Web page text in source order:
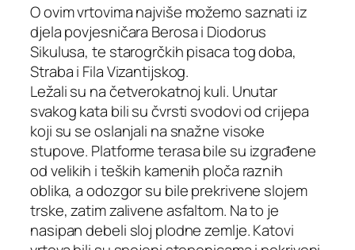
O ovim vrtovima najviše možemo saznati iz
djela povjesničara Berosa i Diodorus
Sikulusa, te starogrčkih pisaca tog doba,
Straba i Fila Vizantijskog.
Ležali su na četverokatnoj kuli. Unutar
svakog kata bili su čvrsti svodovi od crijepa
koji su se oslanjali na snažne visoke
stupove. Platforme terasa bile su izgrađene
od velikih i teških kamenih ploča raznih
oblika, a odozgor su bile prekrivene slojem
trske, zatim zalivene asfaltom. Na to je
nasipan debeli sloj plodne zemlje. Katovi